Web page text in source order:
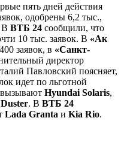
пять дней действия
одобрены 6,2 тыс.,
В ВТБ 24 сообщили, что
10 тыс. заявок. В «Ак
заявок, в «Санкт-
директор
Павловский поясняет,
идет по льготной
Hyundai Solaris,
. В ВТБ 24
Lada Granta и Kia Rio.